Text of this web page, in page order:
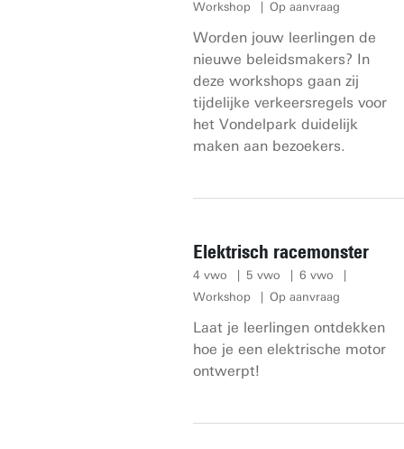
Workshop Op aanvraag
Worden jouw leerlingen de
nieuwe beleidsmakers? In
deze workshops gaan zij
tijdelijke verkeersregels voor
het Vondelpark duidelijk
maken aan bezoekers.
Elektrisch racemonster
4 vwo 5 vwo
6 vwo
Workshop
Op aanvraag
Laat je leerlingen ontdekken
hoe je een elektrische motor
ontwerpt!